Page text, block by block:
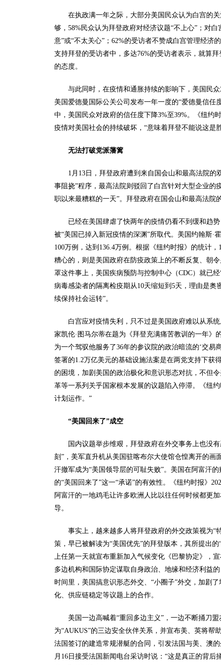
在执政满一年之际，大部分美国民众认为白宫的
够，58%民众认为拜登政府对经济议题“不上心”；对
意”或“不太关心”；62%的受访者不赞成白宫管理经
支持拜登的受访者中，多达76%的受访者表示，就算
的态度。
与此同时，在疫情和通胀持续的影响下，美国民
美国爱德曼国际公关公司发布一年一度的“爱德曼信任
中，美国民众对政府的信任度下降3%至39%。《纽约
疫情对美国社会的持续破坏，“意味着拜登不能说这是
无法打破党派藩篱
1月13日，拜登政府遭到来自国会山和最高法院的
事阻挠”程序，最高法院则驳回了白宫针对大型企业
职以来最糟糕的一天”。拜登政府在国会山和最高法
已经在美国肆虐了快两年的疫情仍看不到缓和趋
被“美国已掉入新冠疫情的深渊”所取代。美国约翰斯·
100万例，达到136.4万例。根据《纽约时报》的统计
糟心的，则是美国政府在防疫政策上的不断反复、朝
罩这件事上，美国疾病预防与控制中心（CDC）就已
病毒感染者的隔离检疫期从10天缩短到5天，理由是
续保持社会运转”。
白宫应对疫情失利，只不过是美国政府难以从系
家凯伦·图马尔蒂在题为《拜登充满痛苦教训的一年》
为一个驾驭他服务了36年的参议院的政治暗流的‘交易
签署的1.2万亿美元的基础设施法案是在两党支持下获
的困境，加剧美国的政治极化和意识形态对抗，不但
革等一系列关乎国家根本发展的议题陷入停滞。《纽
计划运作。”
“美国回来了”成空
国内议题举步维艰，拜登政府在外交事务上也没
刻”，美军直升机从美国驻喀布尔大使馆仓惶离开的
汗撤军成为“美国领导层的可耻失败”。美国在阿富汗
的“美国回来了”这一“承诺”的有效性。《纽约时报》
阿富汗的一地鸡毛让许多欧洲人比以往任何时候都
导。
事实上，越来越多人将拜登政府的外交政策视为“
策，早已被解读为“美国优先”的拜登版本，其所提出
上任第一天就宣布重新加入气候变化《巴黎协定》，
多边机构和国际协定谋取自身政治、地缘和经济利益
时间里，美国搞意识形态外交、“小圈子”外交，加剧
化、供应链稳定等议题上的合作。
美国一边高喊着“重回多边主义”，一边不断捅刀
为“AUKUS”的三边安全伙伴关系，并宣布美、英将
法国签订的建造常规潜艇的合同，引发法国与美、澳
月16日接受法国新闻电台采访时说：“这是真正的背